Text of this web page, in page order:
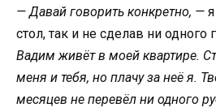
— Давай говорить конкретно, —
стол, так и не сделав ни одного
Вадим живёт в моей квартире.
меня и тебя, но плачу за неё я.
месяцев не перевёл ни одного